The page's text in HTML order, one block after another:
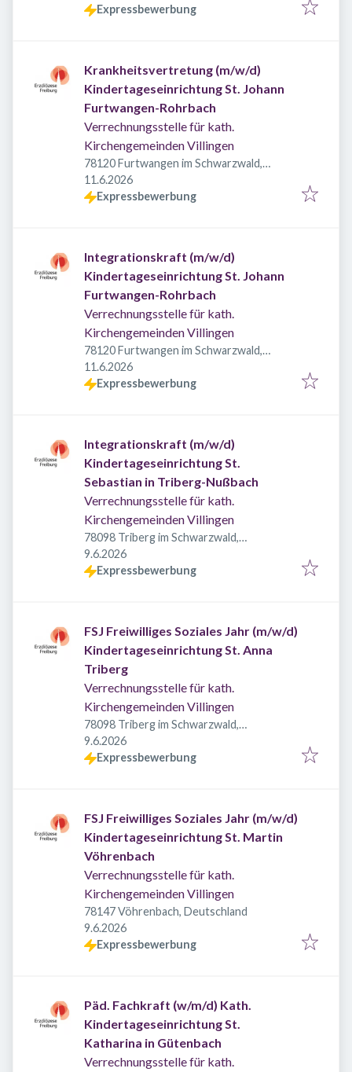
Expressbewerbung
Krankheitsvertretung (m/w/d)
Kindertageseinrichtung St. Johann
Furtwangen-Rohrbach
Verrechnungsstelle für kath.
Kirchengemeinden Villingen
78120 Furtwangen im Schwarzwald,
Deutschland
Veröffentlicht
11.6.2026
Expressbewerbung
Integrationskraft (m/w/d)
Kindertageseinrichtung St. Johann
Furtwangen-Rohrbach
Verrechnungsstelle für kath.
Kirchengemeinden Villingen
78120 Furtwangen im Schwarzwald,
Deutschland
Veröffentlicht
11.6.2026
Expressbewerbung
Integrationskraft (m/w/d)
Kindertageseinrichtung St.
Sebastian in Triberg-Nußbach
Verrechnungsstelle für kath.
Kirchengemeinden Villingen
78098 Triberg im Schwarzwald,
Deutschland
Veröffentlicht
9.6.2026
Expressbewerbung
FSJ Freiwilliges Soziales Jahr (m/w/d)
Kindertageseinrichtung St. Anna
Triberg
Verrechnungsstelle für kath.
Kirchengemeinden Villingen
78098 Triberg im Schwarzwald,
Deutschland
Veröffentlicht
9.6.2026
Expressbewerbung
FSJ Freiwilliges Soziales Jahr (m/w/d)
Kindertageseinrichtung St. Martin
Vöhrenbach
Verrechnungsstelle für kath.
Kirchengemeinden Villingen
78147 Vöhrenbach, Deutschland
Veröffentlicht
9.6.2026
Expressbewerbung
Päd. Fachkraft (w/m/d) Kath.
Kindertageseinrichtung St.
Katharina in Gütenbach
Verrechnungsstelle für kath.